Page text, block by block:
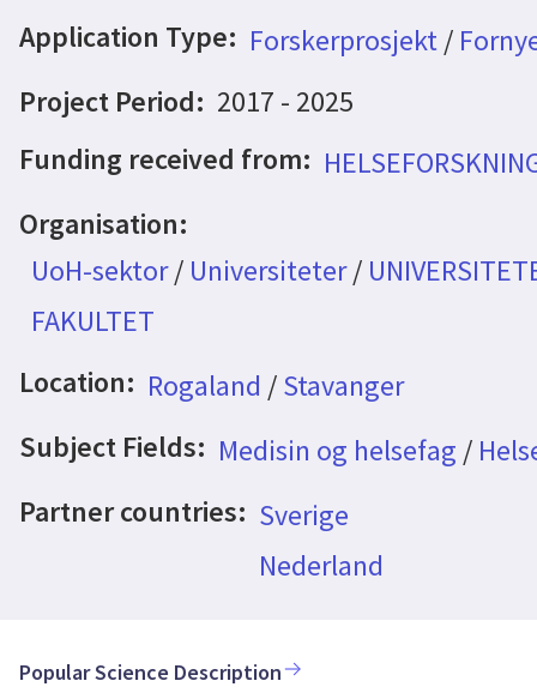
Application Type: Forskerprosjekt/
Project Period: 2017 - 2025
Funding received from:
Organisation:
UoH-sektor/ Universiteter/
FAKULTET
Location: Rogaland /Stavanger
Subject Fields: Medisin og helsefag /
Partner countries: Sverige
Nederland
Popular Science Description